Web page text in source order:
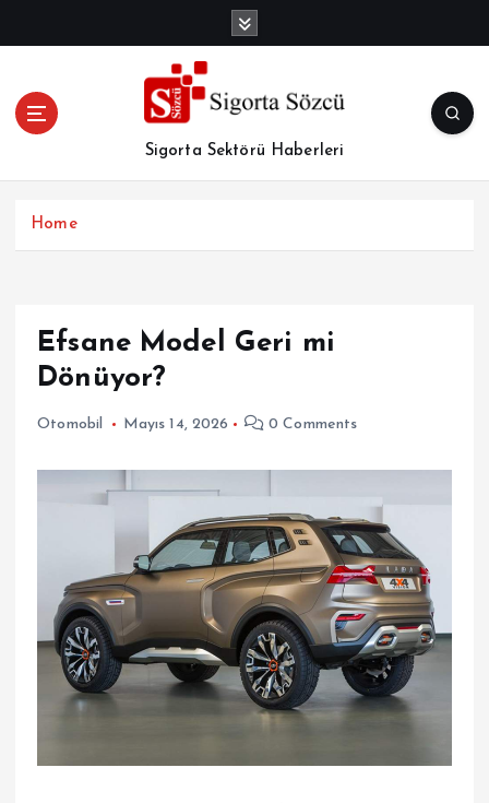
Sigorta Sektörü Haberleri
Home
Efsane Model Geri mi
Dönüyor?
Otomobil Mayıs 14, 2026 0 Comments